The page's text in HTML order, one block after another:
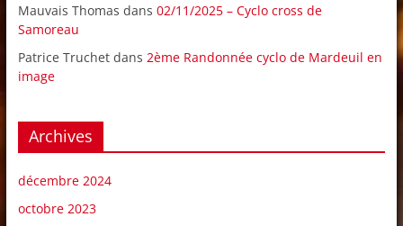
Mauvais Thomas dans 02/11/2025 – Cyclo cross de
Samoreau
Patrice Truchetdans 2ème Randonnée cyclo de Mardeuil en
image
Archives
décembre 2024
octobre 2023